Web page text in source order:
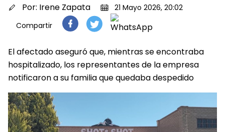
Por: Irene Zapata
21 Mayo 2026, 20:02
Compartir
El afectado aseguró que, mientras se encontraba
hospitalizado, los representantes de la empresa
notificaron a su familia que quedaba despedido